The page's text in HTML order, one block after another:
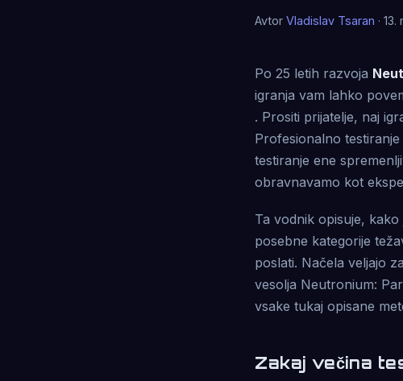
Avtor Vladislav Tsaran ·
Po 25 letih razvoja
igranja vam lahko
. Prositi prijatelje, naj
Profesionalno
testiranje ene
obravnavamo kot
Ta vodnik opisuje,
posebne kategorije
poslati. Načela veljajo
vesolja Neutronium:
vsake tukaj opisane
Zakaj večina